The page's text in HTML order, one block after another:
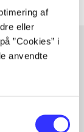
af
eller
”Cookies” i
anvendte